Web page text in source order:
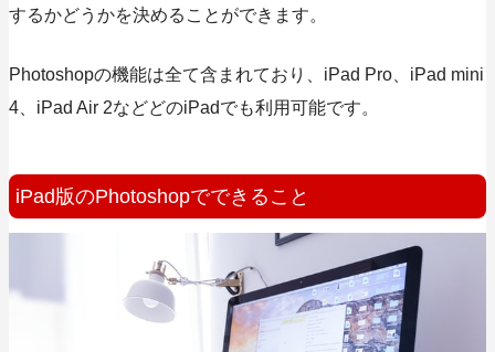
するかどうかを決めることができます。
Photoshopの機能は全て含まれており、iPad Pro、iPad mini
4、iPad Air 2などどのiPadでも利用可能です。
iPad版のPhotoshopでできること